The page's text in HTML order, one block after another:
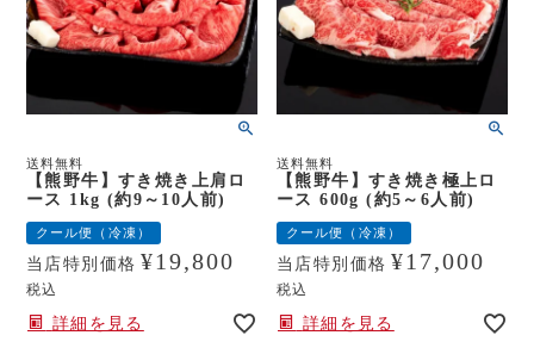
送料無料
【熊野牛】すき焼き上肩ロ
ース 1kg (約9～10人前)
クール便（冷凍）
当店特別価格 ¥19,800
税込
詳細を見る
送料無料
【熊野牛】すき焼き極上ロ
ース 600g (約5～6人前)
クール便（冷凍）
当店特別価格 ¥17,000
税込
詳細を見る